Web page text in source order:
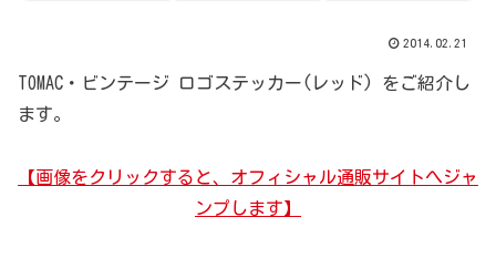
2014.02.21
TOMAC・ビンテージ ロゴステッカー(レッド) をご紹介し
ます。
【画像をクリックすると、オフィシャル通販サイトへジャ
ンプします】